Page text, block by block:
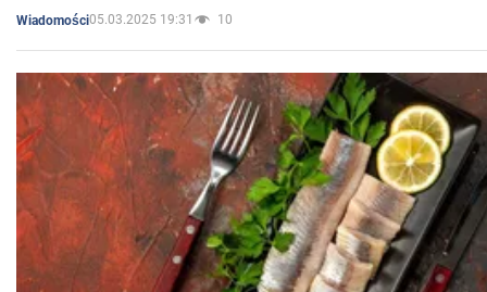
Wiadomości05.03.2025 19:31 10